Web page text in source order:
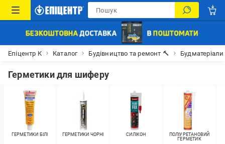
Епіцентр К Каталог Будівництво та ремонт 🔨 Будматеріали
Герметики для шиферу
ГЕРМЕТИКИ БІЛІ ГЕРМЕТИКИ ЧОРНІ СИЛІКОН
ПОЛІУРЕТАНОВИЙ
ГЕРМЕТИК